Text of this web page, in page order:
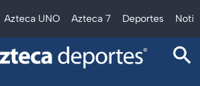
Azteca UNO Azteca 7 Deportes